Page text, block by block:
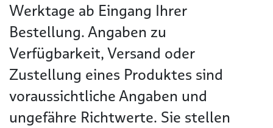
Werktage ab Eingang Ihrer
Bestellung. Angaben zu
Verfügbarkeit, Versand oder
Zustellung eines Produktes sind
voraussichtliche Angaben und
ungefähre Richtwerte. Sie stellen